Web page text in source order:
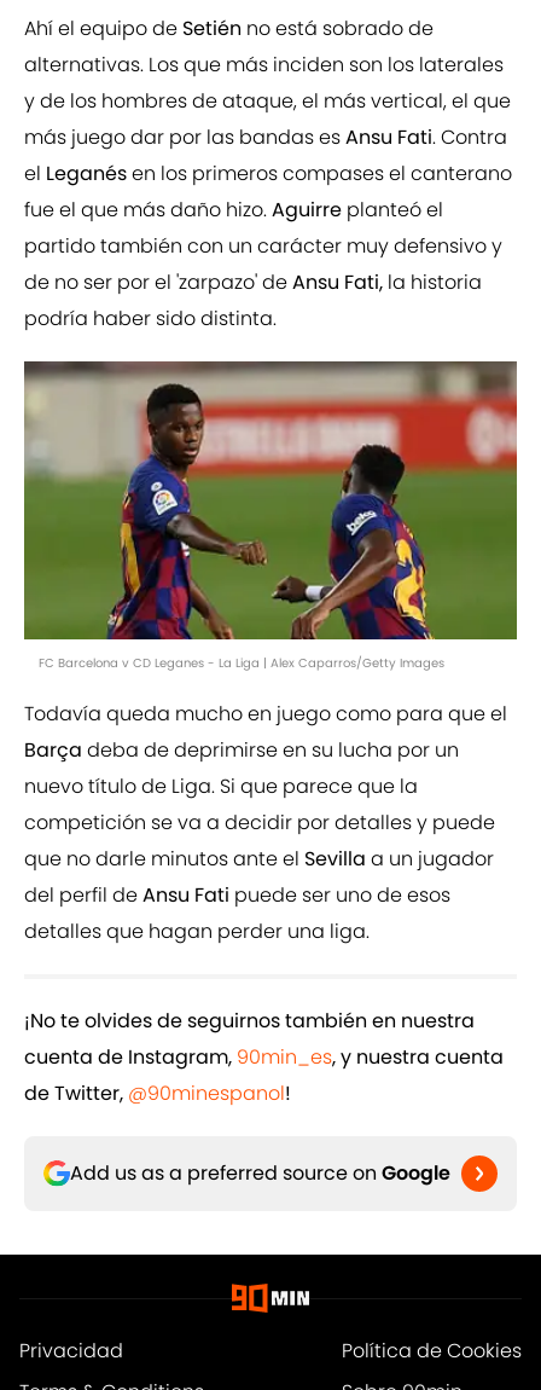
Ahí el equipo de Setién no está sobrado de
alternativas. Los que más inciden son los laterales
y de los hombres de ataque, el más vertical, el que
más juego dar por las bandas esAnsu Fati. Contra
el Leganésen los primeros compases el canterano
fue el que más daño hizo.Aguirre planteó el
partido también con un carácter muy defensivo y
de no ser por el 'zarpazo' deAnsu Fati, la historia
podría haber sido distinta.
FC Barcelona v CD Leganes - La Liga | Alex Caparros/Getty Images
Todavía queda mucho en juego como para que el
Barça deba de deprimirse en su lucha por un
nuevo título de Liga. Si que parece que la
competición se va a decidir por detalles y puede
que no darle minutos ante el Sevilla a un jugador
del perfil deAnsu Fati puede ser uno de esos
detalles que hagan perder una liga.
¡No te olvides de seguirnos también en nuestra
cuenta de Instagram, 90min_es, y nuestra cuenta
de Twitter, @90minespanol!
Add us as a preferred source on Google
Privacidad
Política de Cookies